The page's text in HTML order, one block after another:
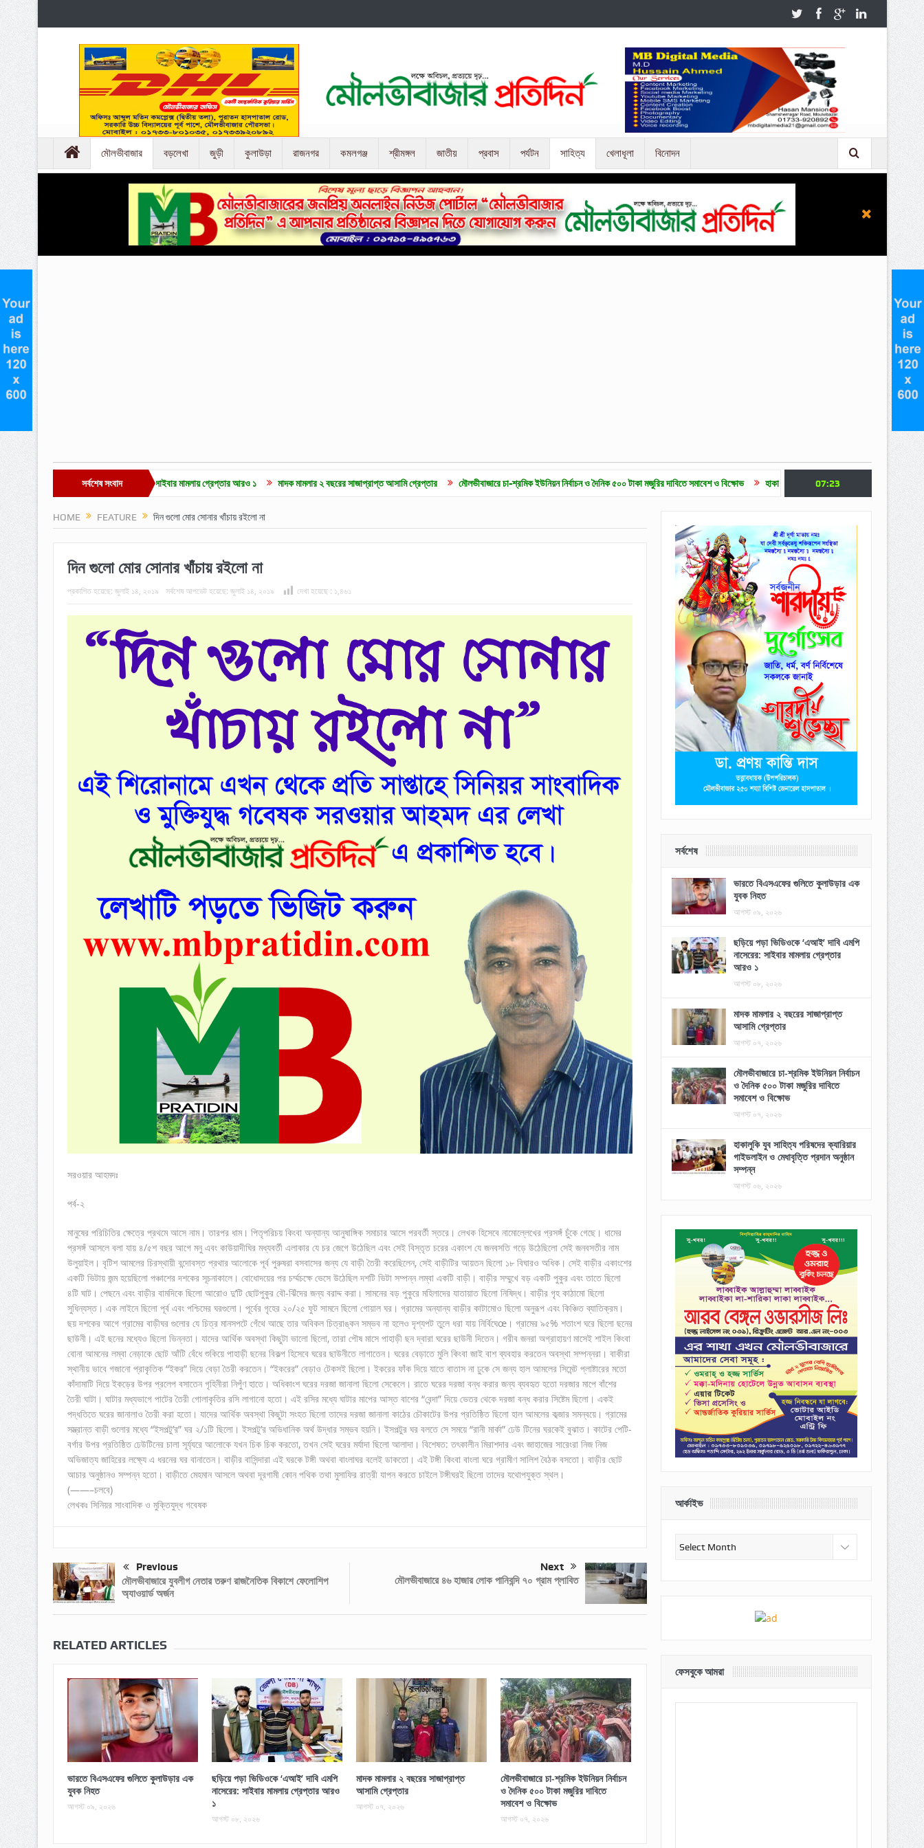
মৌলভীবাজার বড়লেখা জুড়ী কুলাউড়া রাজনগর কমলগঞ্জ শ্রীমঙ্গল জাতীয় প্রবাস পর্যটন সাহিত্য খেলাধূলা বিনোদন
সর্বশেষ সংবাদ
‘এআই’ দাবি এমপি নাসেরের: সাইবার মামলায় গ্রেপ্তার আরও ১ মাদক মামলার ২ বছরের সাজাপ্রাপ্ত আসামি গ্রেপ্তার মৌলভীবাজারে চা-শ্রমিক ইউনিয়ন নির্বাচন ও দৈনিক ৫০০ টাকা মজুরির দাবিতে সমাবেশ ও বিক্ষোভ হাকালুকি যুব সাহিত্য পরিষদের ক্যারিয়ার গাইডলাইন ও মেধাবৃত্তি
07:23
HOME FEATURE দিন গুলো মোর সোনার খাঁচায় রইলো না
দিন গুলো মোর সোনার খাঁচায় রইলো না
প্রকাশিত হয়েছে: জুলাই ১৪, ২০১৯ সর্বশেষ আপডেট হয়েছে: জুলাই ১৪, ২০১৯ দেখা হয়েছে : ১,৪৬১
সরওয়ার আহমদঃ
পর্ব-২
মানুষের পরিচিতির ক্ষেত্রে প্রথমে আসে নাম। তারপর ধাম। পিতৃপরিচয় কিংবা অন্যান্য আনুষাঙ্গিক সমাচার আসে পরবর্তী স্তরে। লেখক হিসেবে নামোল্লেখের প্রসঙ্গঁ চুঁকে গেছে। ধামের
প্রসঙ্গঁ আসলে বলা যায় ৪/৫শ বছর আগে মনু এবং কাউয়াদীঘির মধ্যবর্তী এলাকার যে চর জেগে উঠেছিল এবং সেই বিস্তৃত চরের একাংশ যে জনবসতি গড়ে উঠেছিলো সেই জনবসতীর নাম
উলুয়াইল। বৃটিশ আমলের চিরস্থায়ী বন্দোবস্ত প্রথার আলোকে পূর্ব পুরুষরা বসবাসের জন্য যে বাড়ী তৈরী করেছিলেন, সেই বাড়ীটির আয়তন ছিলো ১৮ বিঘারও অধিক। সেই বাড়ীর একাংশের
একটি ভিটায় জন্ম হয়েছিলো পঞ্চাশের দশকের সূচনাকালে। বোধোদয়ের পর চর্ম্মচক্ষে ভেসে উঠেছিল দশটি ভিটা সম্পন্ন লম্বা একটি বাড়ী। বাড়ীর সম্মুখে বড় একটি পুকুর এবং তাতে ছিলো
৪টি ঘাট। পেছনে এবং বাড়ীর বামদিকে ছিলো আরোও দু’টি ছোটপুকুর বৌ-ঝিঁদের জন্য বরাদ্দ করা। সামনের বড় পুকুরে মহিলাদের যাতায়াত ছিলো নিষিদ্ধ। বাড়ীর গৃহ কাঠামো ছিলো
সুধিন্যস্ত। এক লাইনে ছিলো পূর্ব এবং পশ্চিমের ঘরগুলো। পূর্বের গৃহের ২০/২৫ ফুট সামনে ছিলো গোয়াল ঘর। গ্রামের অন্যান্য বাড়ীর কাটামোও ছিলো অনুরূপ এবং কিঞ্চিত ব্যাতিক্রম।
ছয় দশকের আগে গ্রামের বাড়ীঘর গুলোর যে চিত্র মানসপটে গেঁথে আছে তার অবিকল চিত্রাঙ্কন সম্ভব না হলেও দৃশ্যপট তুলে ধরা যায় নির্বিঘেœ। গ্রামের ৯৫% শতাংশ ঘরে ছিলো ছনের
ছাউনী। এই ছনের মধ্যেও ছিলো ভিন্নতা। যাদের আর্থিক অবস্থা কিছুটা ভালো ছিলো, তারা পৌষ মাসে পাহাড়ী ছন দ্বারা ঘরের ছাউনী দিতেন। গরীব জনরা অগ্রাহায়ণ মাসেই শাইল কিংবা
বোনা আমনের লম্বা নেড়াকে ছোট আঁটি বেঁধে শুকিয়ে পাহাড়ী ছনের বিকল্প হিসেবে ঘরের ছাউনীতে লাগাতেন। ঘরের বেড়াতে মুলি কিংবা জাই বাশ ব্যবহার করতেন অবস্থা সম্পন্নরা। বাকীরা
স্থানীয় ভাবে গজানো প্রাকৃতিক “ইকর” দিয়ে বেড়া তৈরী করতেন। “ইকরের” বেড়াও টেকসই ছিলো। ইকরের ফাঁক দিয়ে যাতে বাতাস না ঢুকে সে জন্য হাল আমলের সিমেন্ট প্লাষ্টারের মতো
কাঁদামাটি দিয়ে ইকড়ের উপর প্রলেপ বসাতেন গৃহিনীরা নিপুঁণ হাতে। অধিকাংশ ঘরের দরজা জানালা ছিলো সেকেলে। রাতে ঘরের দরজা বন্ধ করার জন্য ব্যবহৃত হতো দরজার মাপে বাঁশের
তৈরী ঘাটা। ঘাটার মধ্যভাগে পাটের তৈরী গোলাকৃতির রসি লাগানো হতো। এই রসির মধ্যে ঘাটার মাপের আস্ত বাশের “বেন্দা” দিয়ে ভেতর থেকে দরজা বন্ধ করার সিষ্টেম ছিলো। একই
পদ্ধতিতে ঘরের জানালাও তৈরী করা হতো। যাদের আর্থিক অবস্থা কিছুটা সংহত ছিলো তাদের দরজা জানালা কাঠের চৌকাটের উপর প্রতিষ্ঠিত ছিলো হাল আমলের কব্জার সমন্বয়ে। গ্রামের
সম্ভ্রান্ত বাড়ী গুলোর মধ্যে “ইসপল্টু’র” ঘর ২/১টি ছিলো। ইসপল্টু’র অভিধানিক অর্থ উদ্ধার সম্ভব হয়নি। ইসপল্টুর ঘর বলতে সে সময়ে “রানী মার্কা” ঢেউ টিনের ঘরকেই বুঝাত। কাটের পেটি-
বর্গার উপর প্রতিষ্ঠিত ঢেউটিনের চালা সূর্য্যরে আলোকে যখন চিক চিক করতো, তখন সেই ঘরের মর্যাদা ছিলো আলাদা। বিশেষত: তৎকালীন মিরাশদার এবং জাহাজের সারেংরা নিজ নিজ
অভিজাত্য জাহিরের লক্ষ্যে এ ধরনের ঘর বানাতেন। বাড়ীর বাসিন্দারা এই ঘরকে টঙ্গী অথবা বাংলাঘর বলেই ডাকতো। এই টঙ্গী কিংবা বাংলা ঘরে গ্রামীণ সালিশ বৈঠক বসতো। বাড়ীর ছোট
আচার অনুষ্ঠানও সম্পন্ন হতো। বাড়ীতে মেহমান আসলে অথবা দূরগামী কোন পথিক তথা মুসাফির রাত্রী যাপন করতে চাইলে টঙ্গীঘরই ছিলো তাদের যথোপযুক্ত স্থল।
(——–চলবে)
লেখকঃ সিনিয়র সাংবাদিক ও মুক্তিযুদ্ধ গবেষক
Previous
মৌলভীবাজারে যুবলীগ নেতার তরুণ রাজনৈতিক বিকাশে ফেলোশিপ
অ্যাওয়ার্ড অর্জন
Next
মৌলভীবাজারে ৪৬ হাজার লোক পানিবন্দি ৭০ গ্রাম প্লাবিত
RELATED ARTICLES
ভারতে বিএসএফের গুলিতে কুলাউড়ার এক
যুবক নিহত
আগস্ট ০৯, ২০২৬
ছড়িয়ে পড়া ভিডিওকে ‘এআই’ দাবি এমপি
নাসেরের: সাইবার মামলায় গ্রেপ্তার আরও
১
আগস্ট ০৮, ২০২৬
মাদক মামলার ২ বছরের সাজাপ্রাপ্ত
আসামি গ্রেপ্তার
আগস্ট ০৭, ২০২৬
মৌলভীবাজারে চা-শ্রমিক ইউনিয়ন নির্বাচন
ও দৈনিক ৫০০ টাকা মজুরির দাবিতে
সমাবেশ ও বিক্ষোভ
আগস্ট ০৭, ২০২৬
সর্বশেষ
ভারতে বিএসএফের গুলিতে কুলাউড়ার এক
যুবক নিহত
আগস্ট ০৯, ২০২৬
ছড়িয়ে পড়া ভিডিওকে ‘এআই’ দাবি এমপি
নাসেরের: সাইবার মামলায় গ্রেপ্তার
আরও ১
আগস্ট ০৮, ২০২৬
মাদক মামলার ২ বছরের সাজাপ্রাপ্ত
আসামি গ্রেপ্তার
আগস্ট ০৭, ২০২৬
মৌলভীবাজারে চা-শ্রমিক ইউনিয়ন নির্বাচন
ও দৈনিক ৫০০ টাকা মজুরির দাবিতে
সমাবেশ ও বিক্ষোভ
আগস্ট ০৭, ২০২৬
হাকালুকি যুব সাহিত্য পরিষদের ক্যারিয়ার
গাইডলাইন ও মেধাবৃত্তি প্রদান অনুষ্ঠান
সম্পন্ন
আগস্ট ০৬, ২০২৬
আর্কাইভ
আর্কাইভ
ফেসবুকে আমরা